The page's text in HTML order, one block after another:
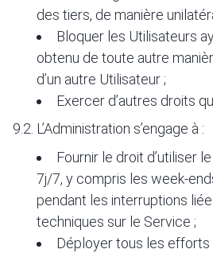
des tiers, de manière
Bloquer les Utilisateurs
obtenu de toute autre
d’un autre Utilisateur ;
Exercer d’autres droits
9.2. L’Administration s’engage à :
Fournir le droit d’utiliser
7j/7, y compris les week-
pendant les interruptions
techniques sur le Service ;
Déployer tous les efforts